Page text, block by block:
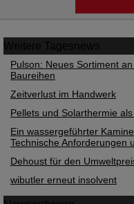
Weitere Tagesnews
Pulson: Neues Sortiment
Baureihen
Zeitverlust im Handwerk
Pellets und Solarthermie
Ein wassergeführter
Technische Anforderungen
Dehoust für den
wibutler erneut insolvent